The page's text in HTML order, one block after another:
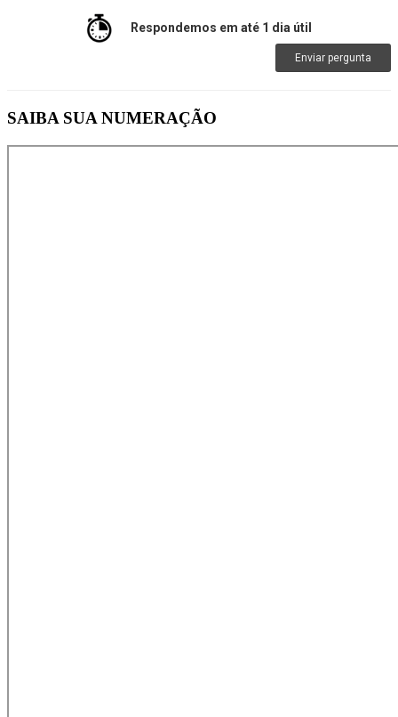
Respondemos em até 1 dia útil
Enviar pergunta
SAIBA SUA NUMERAÇÃO